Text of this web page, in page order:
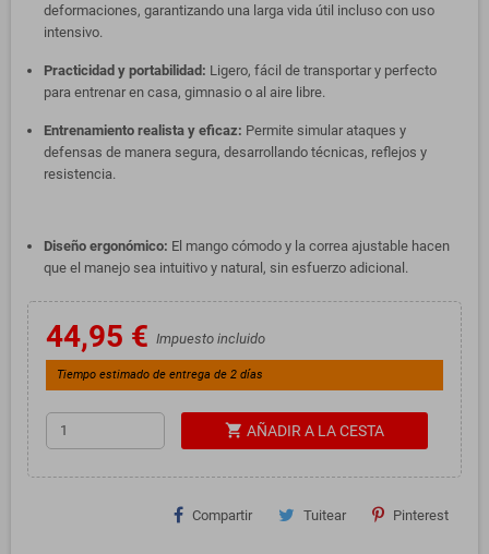
deformaciones, garantizando una larga vida útil incluso con uso
intensivo.
Practicidad y portabilidad: Ligero, fácil de transportar y perfecto
para entrenar en casa, gimnasio o al aire libre.
Entrenamiento realista y eficaz: Permite simular ataques y
defensas de manera segura, desarrollando técnicas, reflejos y
resistencia.
Diseño ergonómico: El mango cómodo y la correa ajustable hacen
que el manejo sea intuitivo y natural, sin esfuerzo adicional.
44,95 € Impuesto incluido
Tiempo estimado de entrega de 2 días
shopping_cart AÑADIR A LA CESTA
Compartir Tuitear Pinterest